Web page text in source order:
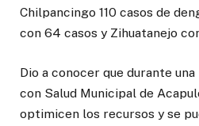
Chilpancingo 110 casos de
con 64 casos y Zihuatanejo
Dio a conocer que durante
con Salud Municipal de
optimicen los recursos y se